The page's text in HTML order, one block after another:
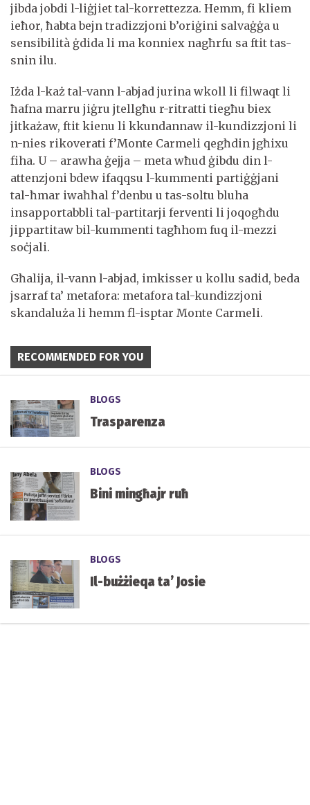
jibda jobdi l-liġjiet tal-korrettezza. Hemm, fi kliem
ieħor, ħabta bejn tradizzjoni b’oriġini salvaġġa u
sensibilità ġdida li ma konniex nagħrfu sa ftit tas-
snin ilu.
Iżda l-każ tal-vann l-abjad jurina wkoll li filwaqt li
ħafna marru jiġru jtellgħu r-ritratti tiegħu biex
jitkażaw, ftit kienu li kkundannaw il-kundizzjoni li
n-nies rikoverati f’Monte Carmeli qegħdin jgħixu
fiha. U – arawha ġejja – meta wħud ġibdu din l-
attenzjoni bdew ifaqqsu l-kummenti partiġġjani
tal-ħmar iwaħħal f’denbu u tas-soltu bluha
insapportabbli tal-partitarji ferventi li joqogħdu
jippartitaw bil-kummenti tagħhom fuq il-mezzi
soċjali.
Għalija, il-vann l-abjad, imkisser u kollu sadid, beda
jsarraf ta’ metafora: metafora tal-kundizzjoni
skandaluża li hemm fl-isptar Monte Carmeli.
RECOMMENDED FOR YOU
BLOGS
Trasparenza
BLOGS
Bini mingħajr ruħ
BLOGS
Il-bużżieqa ta’ Josie